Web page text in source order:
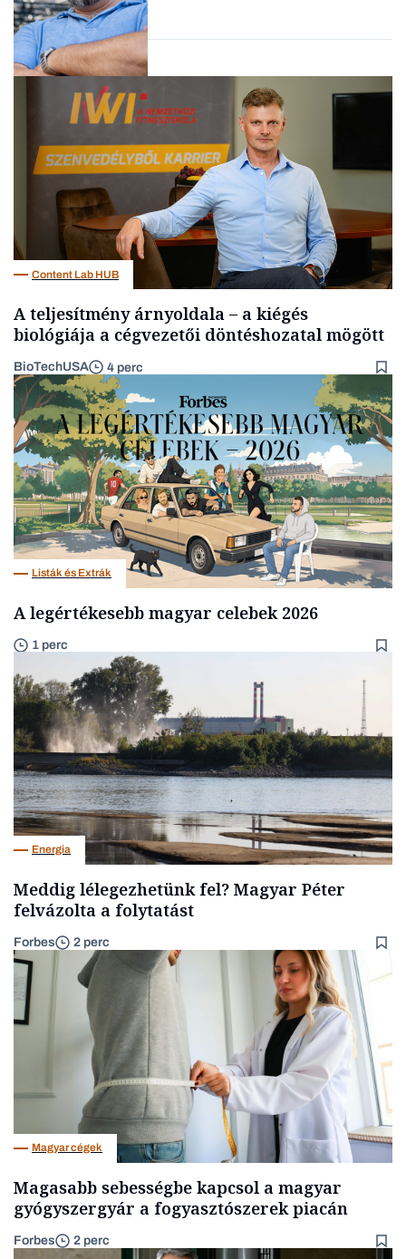
Content Lab HUB
A teljesítmény árnyoldala – a kiégés
biológiája a cégvezetői döntéshozatal mögött
BioTechUSA 4 perc
Listák és Extrák
A legértékesebb magyar celebek 2026
1 perc
Energia
Meddig lélegezhetünk fel? Magyar Péter
felvázolta a folytatást
Forbes 2 perc
Magyar cégek
Magasabb sebességbe kapcsol a magyar
gyógyszergyár a fogyasztószerek piacán
Forbes 2 perc